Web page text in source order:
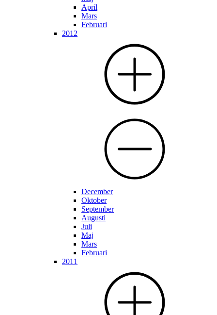
April
Mars
Februari
2012
December
Oktober
September
Augusti
Juli
Maj
Mars
Februari
2011